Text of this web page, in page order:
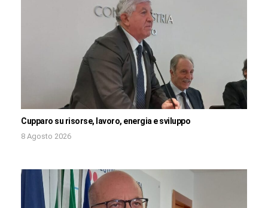
Cupparo su risorse, lavoro, energia e sviluppo
8 Agosto 2026